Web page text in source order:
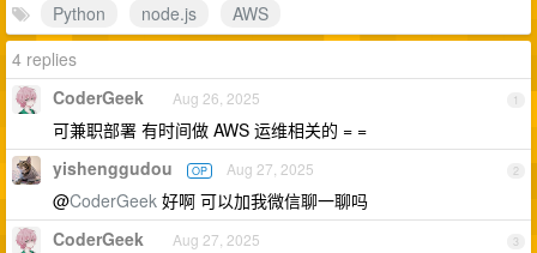
Python
node.js
AWS
4 replies
1
CoderGeek Aug 26, 2025
可兼职部署 有时间做 AWS 运维相关的 = =
2
yishenggudou OP Aug 27, 2025
@CoderGeek 好啊 可以加我微信聊一聊吗
3
CoderGeek Aug 27, 2025